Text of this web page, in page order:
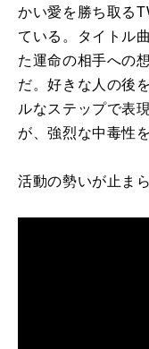
かい愛を勝ち取る
ている。タイトル
た運命の相手への
だ。好きな人の後
ルなステップで表
が、強烈な中毒性
活動の勢いが止ま